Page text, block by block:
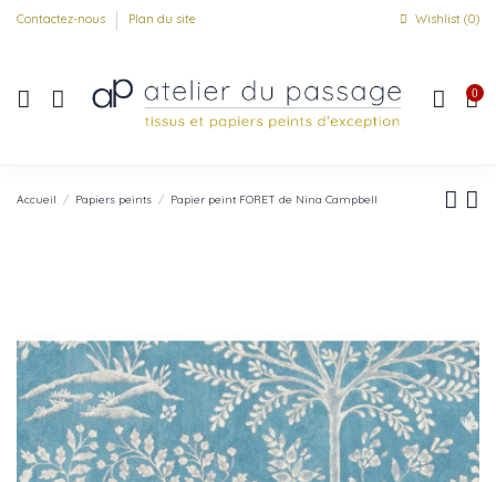
Contactez-nous Plan du site Wishlist (0)
0
Accueil Papiers peints Papier peint FORET de Nina Campbell